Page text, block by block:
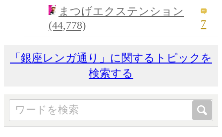
まつげエクステンション
(44,778)
7
「銀座レンガ通り」に関するトピックを
検索する